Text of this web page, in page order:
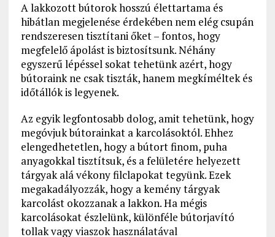
A lakkozott bútorok hosszú élettartama és
hibátlan megjelenése érdekében nem elég csupán
rendszeresen tisztítani őket – fontos, hogy
megfelelő ápolást is biztosítsunk. Néhány
egyszerű lépéssel sokat tehetünk azért, hogy
bútoraink ne csak tiszták, hanem megkíméltek és
időtállók is legyenek.
Az egyik legfontosabb dolog, amit tehetünk, hogy
megóvjuk bútorainkat a karcolásoktól. Ehhez
elengedhetetlen, hogy a bútort finom, puha
anyagokkal tisztítsuk, és a felületére helyezett
tárgyak alá vékony filclapokat tegyünk. Ezek
megakadályozzák, hogy a kemény tárgyak
karcolást okozzanak a lakkon. Ha mégis
karcolásokat észlelünk, különféle bútorjavító
tollak vagy viaszok használatával